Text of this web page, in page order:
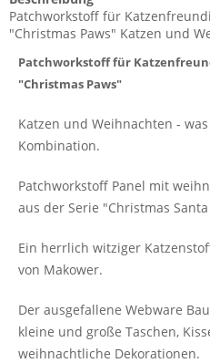
Patchworkstoff für
"Christmas Paws" Katzen und
Patchworkstoff für
"Christmas Paws"
Katzen und Weihnachten -
Kombination.
Patchworkstoff Panel mit
aus der Serie "Christmas Santa
Ein herrlich witziger
von Makower.
Der ausgefallene Webware
kleine und große Taschen,
weihnachtliche Dekorationen.